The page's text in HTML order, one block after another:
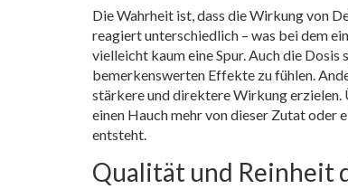
Die Wahrheit ist, dass die Wirkung von
reagiert unterschiedlich – was bei dem
vielleicht kaum eine Spur. Auch die
bemerkenswerten Effekte zu fühlen.
stärkere und direktere Wirkung
einen Hauch mehr von dieser Zutat oder
entsteht.
Qualität und Reinheit